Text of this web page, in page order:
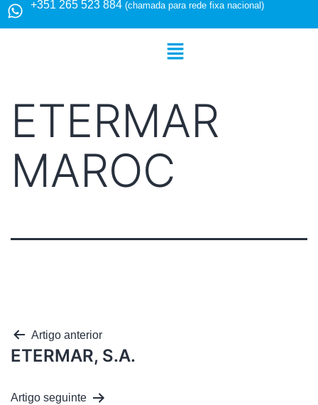
+351 265 523 884 (chamada para rede fixa nacional)
ETERMAR
MAROC
Artigo anterior
ETERMAR, S.A.
Artigo seguinte